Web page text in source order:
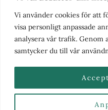
Vi använder cookies för att
visa personligt anpassade
analysera vår trafik. Genom
samtycker du till vår
KalmarPosten är en modern
fokus på Kalmarregionen,
perspektivet, vill vi vara
berättelser och engagemang.
fick nya
Nyhetstips eller frågor?